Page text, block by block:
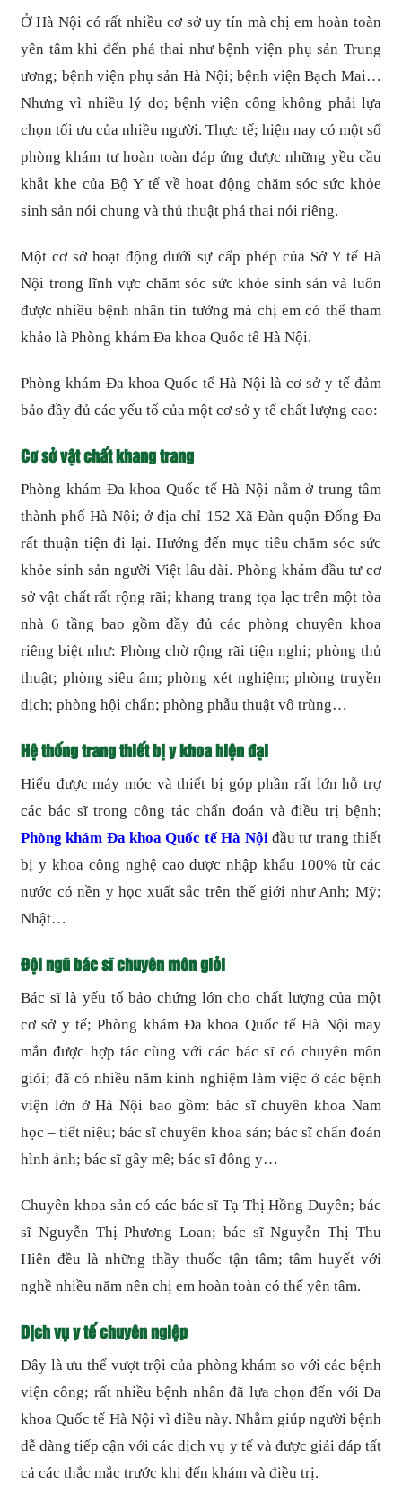
Ở Hà Nội có rất nhiều cơ sở uy tín mà chị em hoàn toàn
yên tâm khi đến phá thai như bệnh viện phụ sản Trung
ương; bệnh viện phụ sản Hà Nội; bệnh viện Bạch Mai…
Nhưng vì nhiều lý do; bệnh viện công không phải lựa
chọn tối ưu của nhiều người. Thực tế; hiện nay có một số
phòng khám tư hoàn toàn đáp ứng được những yều cầu
khắt khe của Bộ Y tế về hoạt động chăm sóc sức khỏe
sinh sản nói chung và thủ thuật phá thai nói riêng.
Một cơ sở hoạt động dưới sự cấp phép của Sở Y tế Hà
Nội trong lĩnh vực chăm sóc sức khỏe sinh sản và luôn
được nhiều bệnh nhân tin tưởng mà chị em có thể tham
khảo là Phòng khám Đa khoa Quốc tế Hà Nội.
Phòng khám Đa khoa Quốc tế Hà Nội là cơ sở y tế đảm
bảo đầy đủ các yếu tố của một cơ sở y tế chất lượng cao:
Cơ sở vật chất khang trang
Phòng khám Đa khoa Quốc tế Hà Nội nằm ở trung tâm
thành phố Hà Nội; ở địa chỉ 152 Xã Đàn quận Đống Đa
rất thuận tiện đi lại. Hướng đến mục tiêu chăm sóc sức
khỏe sinh sản người Việt lâu dài. Phòng khám đầu tư cơ
sở vật chất rất rộng rãi; khang trang tọa lạc trên một tòa
nhà 6 tầng bao gồm đầy đủ các phòng chuyên khoa
riêng biệt như: Phòng chờ rộng rãi tiện nghi; phòng thủ
thuật; phòng siêu âm; phòng xét nghiệm; phòng truyền
dịch; phòng hội chẩn; phòng phẫu thuật vô trùng…
Hệ thống trang thiết bị y khoa hiện đại
Hiểu được máy móc và thiết bị góp phần rất lớn hỗ trợ
các bác sĩ trong công tác chẩn đoán và điều trị bệnh;
Phòng khám Đa khoa Quốc tế Hà Nội đầu tư trang thiết
bị y khoa công nghệ cao được nhập khẩu 100% từ các
nước có nền y học xuất sắc trên thế giới như Anh; Mỹ;
Nhật…
Đội ngũ bác sĩ chuyên môn giỏi
Bác sĩ là yếu tố bảo chứng lớn cho chất lượng của một
cơ sở y tế; Phòng khám Đa khoa Quốc tế Hà Nội may
mắn được hợp tác cùng với các bác sĩ có chuyên môn
giỏi; đã có nhiều năm kinh nghiệm làm việc ở các bệnh
viện lớn ở Hà Nội bao gồm: bác sĩ chuyên khoa Nam
học – tiết niệu; bác sĩ chuyên khoa sản; bác sĩ chẩn đoán
hình ảnh; bác sĩ gây mê; bác sĩ đông y…
Chuyên khoa sản có các bác sĩ Tạ Thị Hồng Duyên; bác
sĩ Nguyễn Thị Phương Loan; bác sĩ Nguyễn Thị Thu
Hiên đều là những thầy thuốc tận tâm; tâm huyết với
nghề nhiều năm nên chị em hoàn toàn có thể yên tâm.
Dịch vụ y tế chuyên ngiệp
Đây là ưu thế vượt trội của phòng khám so với các bệnh
viện công; rất nhiều bệnh nhân đã lựa chọn đến với Đa
khoa Quốc tế Hà Nội vì điều này. Nhằm giúp người bệnh
dễ dàng tiếp cận với các dịch vụ y tế và được giải đáp tất
cả các thắc mắc trước khi đến khám và điều trị.